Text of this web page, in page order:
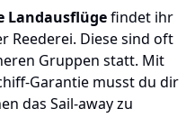
Landausflügefindet ihr
Reederei. Diese sind oft
Gruppen statt. Mit
Garantie musst du dir
das Sail-away zu